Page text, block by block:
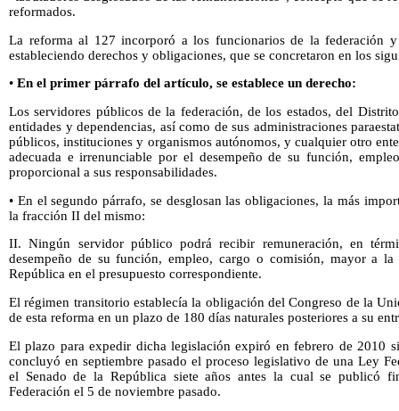
reformados.
La reforma al 127 incorporó a los funcionarios de la federación
estableciendo derechos y obligaciones, que se concretaron en los
• En el primer párrafo del artículo, se establece un derecho:
Los servidores públicos de la federación, de los estados, del
entidades y dependencias, así como de sus administraciones
públicos, instituciones y organismos autónomos, y cualquier otro
adecuada e irrenunciable por el desempeño de su función,
proporcional a sus responsabilidades.
• En el segundo párrafo, se desglosan las obligaciones, la más
la fracción II del mismo:
II. Ningún servidor público podrá recibir remuneración, en
desempeño de su función, empleo, cargo o comisión, mayor a la
República en el presupuesto correspondiente.
El régimen transitorio establecía la obligación del Congreso de la
de esta reforma en un plazo de 180 días naturales posteriores a su
El plazo para expedir dicha legislación expiró en febrero de 2010
concluyó en septiembre pasado el proceso legislativo de una Ley
el Senado de la República siete años antes la cual se publicó
Federación el 5 de noviembre pasado.